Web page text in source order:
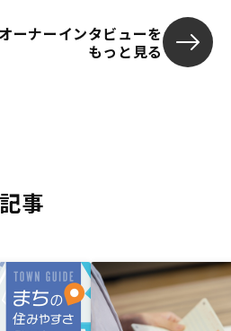
オーナーインタビューを
もっと見る
事